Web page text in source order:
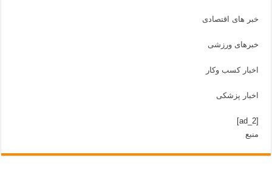
خبر های اقتصادی
خبرهای ورزشی
اخبار کسب وکار
اخبار پزشکی
[ad_2]
منبع